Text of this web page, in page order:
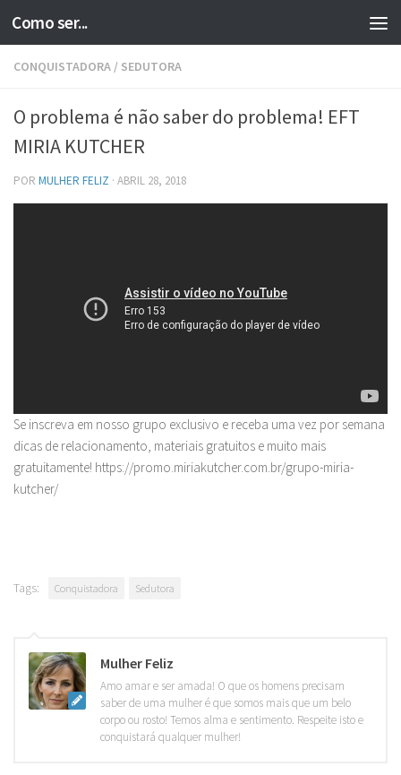
Skip to content
Como ser...
CONQUISTADORA / SEDUTORA
O problema é não saber do problema! EFT
MIRIA KUTCHER
POR MULHER FELIZ · ABRIL 28, 2018
Se inscreva em nosso grupo exclusivo e receba uma vez por semana
dicas de relacionamento, materiais gratuitos e muito mais
gratuitamente! https://promo.miriakutcher.com.br/grupo-miria-
kutcher/
Tags: Conquistadora Sedutora
Mulher Feliz
Amo amar e ser amada! O que os homens precisam
saber de uma mulher é que somos mais que um belo
corpo ou rosto! Temos alma e sentimento. Respeite isto e
conquistará qualquer mulher!